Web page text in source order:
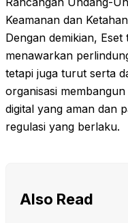
Keamanan dan
Dengan demikian, Eset
menawarkan
tetapi juga turut serta
organisasi
digital yang aman dan
regulasi yang berlaku.
Also Read